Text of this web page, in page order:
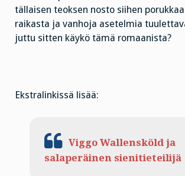
tällaisen teoksen nosto siihen
raikasta ja vanhoja asetelmia
juttu sitten käykö tämä romaanista?
Ekstralinkissä lisää:
Viggo Wallensköld ja
salaperäinen sienitieteilijä